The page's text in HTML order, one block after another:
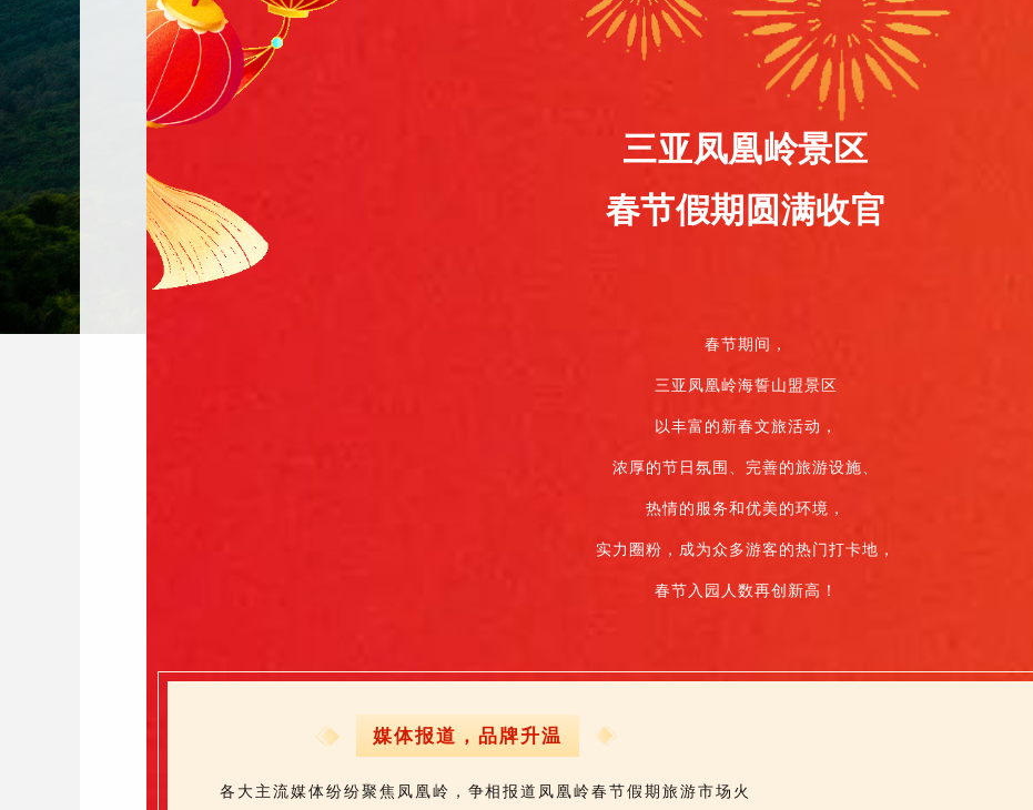
三亚凤凰岭景区
春节假期 圆满收官
春节期间，
三亚凤凰岭海誓山盟景区
以丰富的新春文旅活动，
浓厚的节日氛围、完善的旅游设施、
热情的服务和优美的环境，
实力圈粉， 成为众多游客的热门打卡地，
春节入园人数再创新高！
媒体报道，品牌升温
各大主流媒体纷纷聚焦凤凰岭，争相报道凤凰岭春节假期旅游市场火